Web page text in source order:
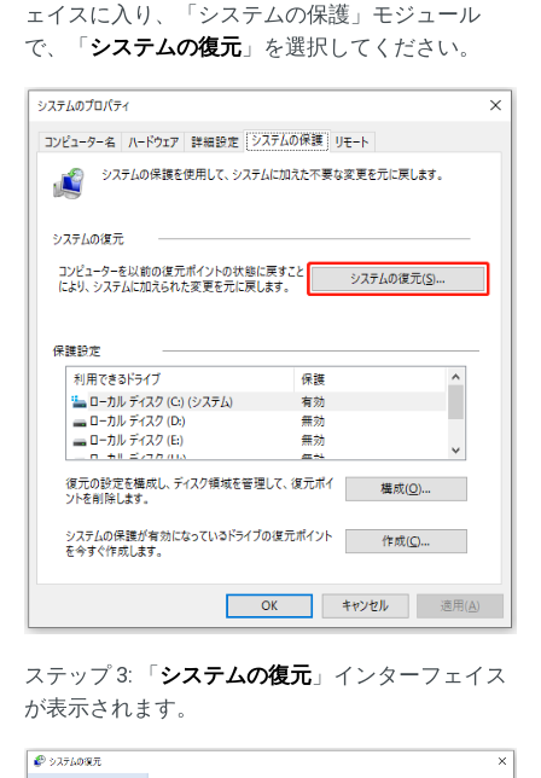
ェイスに入り、「システムの保護」モジュール
で、「 システムの復元 」を選択してください。
ステップ 3: 「 システムの復元 」インターフェイス
が表示されます。